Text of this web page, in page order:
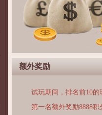
额外奖励
试玩期间，排名前10
第一名额外奖励8888积